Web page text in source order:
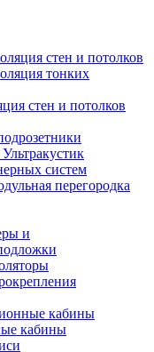
стен и потолков
тонких
стен и потолков
систем
перегородка
и
кабины
кабины